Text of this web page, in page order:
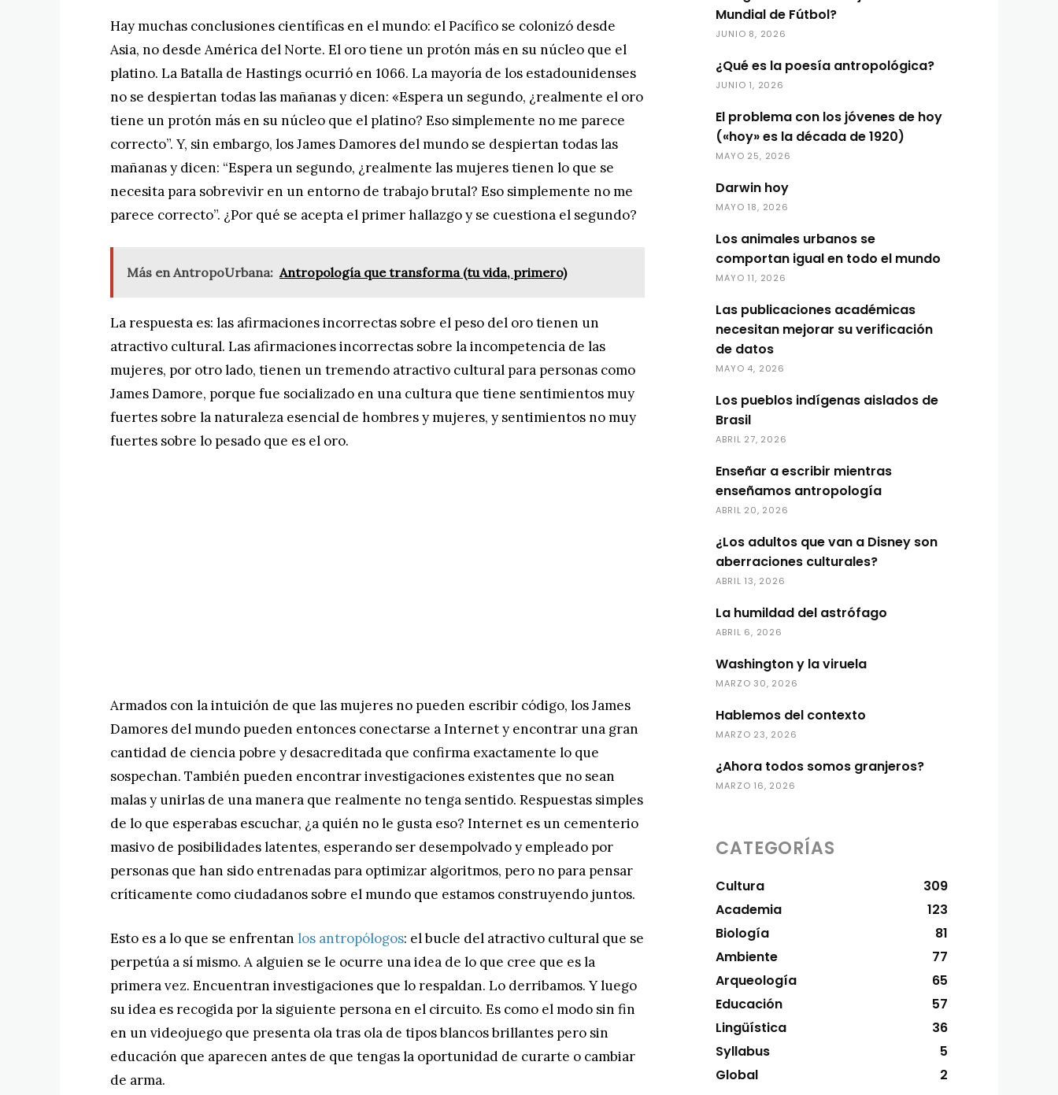
Hay muchas conclusiones científicas en el mundo: el Pacífico se colonizó desde
Asia, no desde América del Norte. El oro tiene un protón más en su núcleo que el
platino. La Batalla de Hastings ocurrió en 1066. La mayoría de los estadounidenses
no se despiertan todas las mañanas y dicen: «Espera un segundo, ¿realmente el oro
tiene un protón más en su núcleo que el platino? Eso simplemente no me parece
correcto”. Y, sin embargo, los James Damores del mundo se despiertan todas las
mañanas y dicen: “Espera un segundo, ¿realmente las mujeres tienen lo que se
necesita para sobrevivir en un entorno de trabajo brutal? Eso simplemente no me
parece correcto”. ¿Por qué se acepta el primer hallazgo y se cuestiona el segundo?
Más en AntropoUrbana: Antropología que transforma (tu vida, primero)
La respuesta es: las afirmaciones incorrectas sobre el peso del oro tienen un
atractivo cultural. Las afirmaciones incorrectas sobre la incompetencia de las
mujeres, por otro lado, tienen un tremendo atractivo cultural para personas como
James Damore, porque fue socializado en una cultura que tiene sentimientos muy
fuertes sobre la naturaleza esencial de hombres y mujeres, y sentimientos no muy
fuertes sobre lo pesado que es el oro.
Armados con la intuición de que las mujeres no pueden escribir código, los James
Damores del mundo pueden entonces conectarse a Internet y encontrar una gran
cantidad de ciencia pobre y desacreditada que confirma exactamente lo que
sospechan. También pueden encontrar investigaciones existentes que no sean
malas y unirlas de una manera que realmente no tenga sentido. Respuestas simples
de lo que esperabas escuchar, ¿a quién no le gusta eso? Internet es un cementerio
masivo de posibilidades latentes, esperando ser desempolvado y empleado por
personas que han sido entrenadas para optimizar algoritmos, pero no para pensar
críticamente como ciudadanos sobre el mundo que estamos construyendo juntos.
Esto es a lo que se enfrentan los antropólogos: el bucle del atractivo cultural que se
perpetúa a sí mismo. A alguien se le ocurre una idea de lo que cree que es la
primera vez. Encuentran investigaciones que lo respaldan. Lo derribamos. Y luego
su idea es recogida por la siguiente persona en el circuito. Es como el modo sin fin
en un videojuego que presenta ola tras ola de tipos blancos brillantes pero sin
educación que aparecen antes de que tengas la oportunidad de curarte o cambiar
de arma.
Mundial de Fútbol?
JUNIO 8, 2026
¿Qué es la poesía antropológica?
JUNIO 1, 2026
El problema con los jóvenes de hoy
(«hoy» es la década de 1920)
MAYO 25, 2026
Darwin hoy
MAYO 18, 2026
Los animales urbanos se
comportan igual en todo el mundo
MAYO 11, 2026
Las publicaciones académicas
necesitan mejorar su verificación
de datos
MAYO 4, 2026
Los pueblos indígenas aislados de
Brasil
ABRIL 27, 2026
Enseñar a escribir mientras
enseñamos antropología
ABRIL 20, 2026
¿Los adultos que van a Disney son
aberraciones culturales?
ABRIL 13, 2026
La humildad del astrófago
ABRIL 6, 2026
Washington y la viruela
MARZO 30, 2026
Hablemos del contexto
MARZO 23, 2026
¿Ahora todos somos granjeros?
MARZO 16, 2026
CATEGORÍAS
Cultura
309
Academia
123
Biología
81
Ambiente
77
Arqueología
65
Educación
57
Lingüística
36
Syllabus
5
Global
2